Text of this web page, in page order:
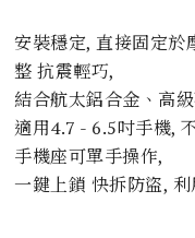
安裝穩定, 直接固定於
整 抗震輕巧,
結合航太鋁合金、高
適用4.7 - 6.5吋手機,
手機座可單手操作,
一鍵上鎖 快拆防盜,